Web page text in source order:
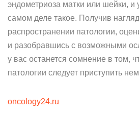
эндометриоза матки или шейки, и
самом деле такое. Получив
распространении патологии,
и разобравшись с возможными
у вас останется сомнение в том,
патологии следует приступить
oncology24.ru